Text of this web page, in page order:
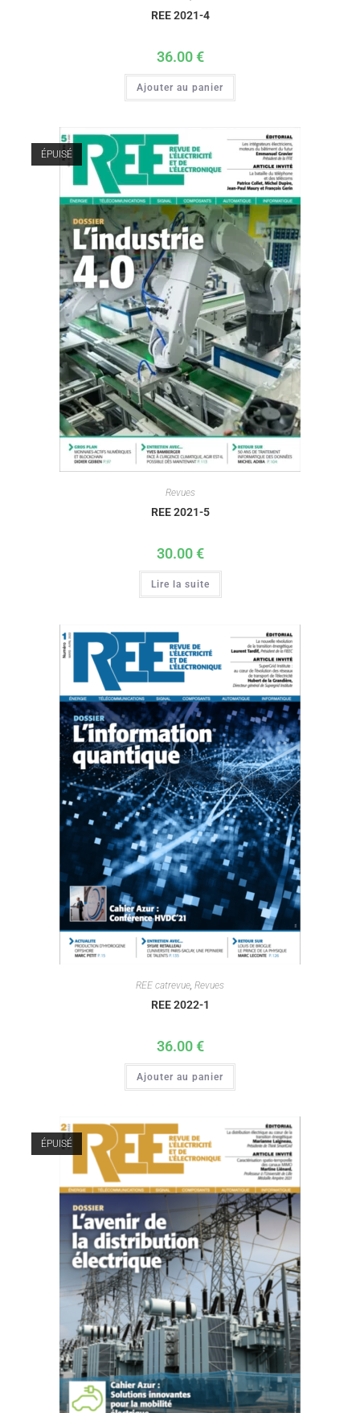
REE 2021-4
36.00€
Ajouter au panier
ÉPUISÉ
Revues
REE 2021-5
30.00€
Lire la suite
REE catrevue Revues
REE 2022-1
36.00€
Ajouter au panier
ÉPUISÉ